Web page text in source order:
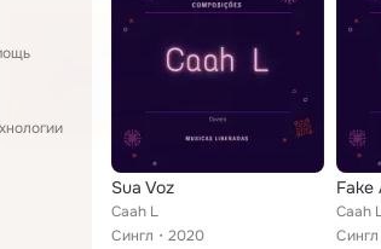
Sua Voz
Caah L
Сингл
2020
Fake
Caah
Сингл